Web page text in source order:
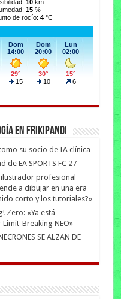
en Frikipandi
su socio de IA clínica
EA SPORTS FC 27
profesional
a dibujar en una era
corto y los tutoriales?»
Zero: «Ya está
Breaking NEO»
SE ALZAN DE